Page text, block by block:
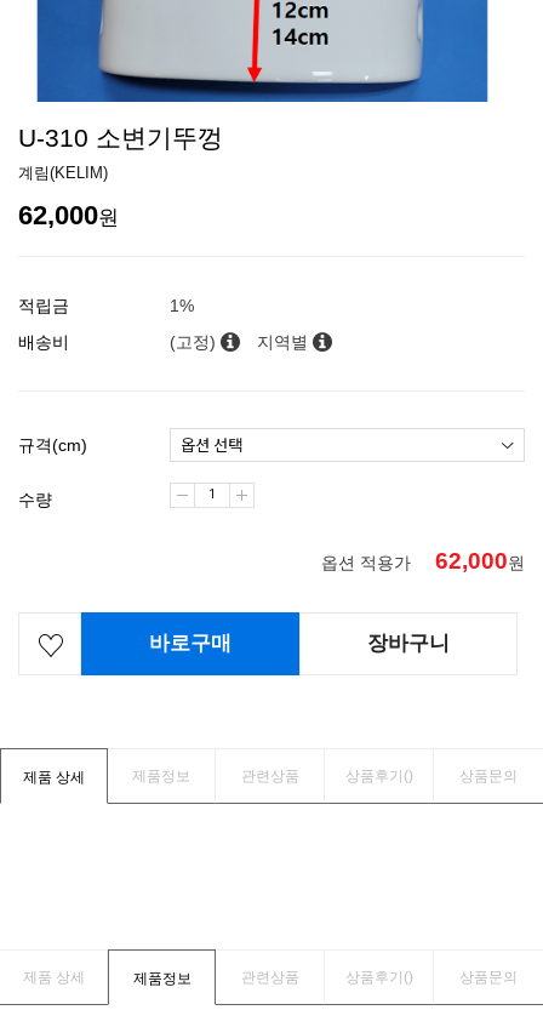
U-310 소변기뚜껑
계림(KELIM)
62,000원
적립금
1%
배송비
(고정) 지역별
규격(cm)
수량
옵션 적용가 62,000원
바로구매 장바구니
제품 상세 제품정보 관련상품 상품후기() 상품문의
제품 상세 제품정보 관련상품 상품후기() 상품문의